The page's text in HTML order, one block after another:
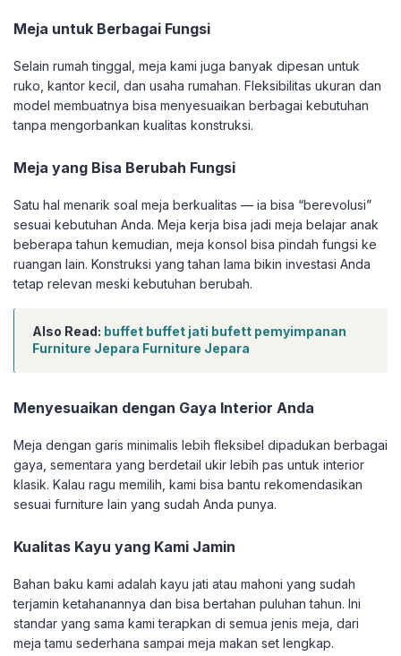
Meja untuk Berbagai Fungsi
Selain rumah tinggal, meja kami juga banyak dipesan untuk
ruko, kantor kecil, dan usaha rumahan. Fleksibilitas ukuran dan
model membuatnya bisa menyesuaikan berbagai kebutuhan
tanpa mengorbankan kualitas konstruksi.
Meja yang Bisa Berubah Fungsi
Satu hal menarik soal meja berkualitas — ia bisa “berevolusi”
sesuai kebutuhan Anda. Meja kerja bisa jadi meja belajar anak
beberapa tahun kemudian, meja konsol bisa pindah fungsi ke
ruangan lain. Konstruksi yang tahan lama bikin investasi Anda
tetap relevan meski kebutuhan berubah.
Also Read: buffet buffet jati bufett pemyimpanan
Furniture Jepara Furniture Jepara
Menyesuaikan dengan Gaya Interior Anda
Meja dengan garis minimalis lebih fleksibel dipadukan berbagai
gaya, sementara yang berdetail ukir lebih pas untuk interior
klasik. Kalau ragu memilih, kami bisa bantu rekomendasikan
sesuai furniture lain yang sudah Anda punya.
Kualitas Kayu yang Kami Jamin
Bahan baku kami adalah kayu jati atau mahoni yang sudah
terjamin ketahanannya dan bisa bertahan puluhan tahun. Ini
standar yang sama kami terapkan di semua jenis meja, dari
meja tamu sederhana sampai meja makan set lengkap.